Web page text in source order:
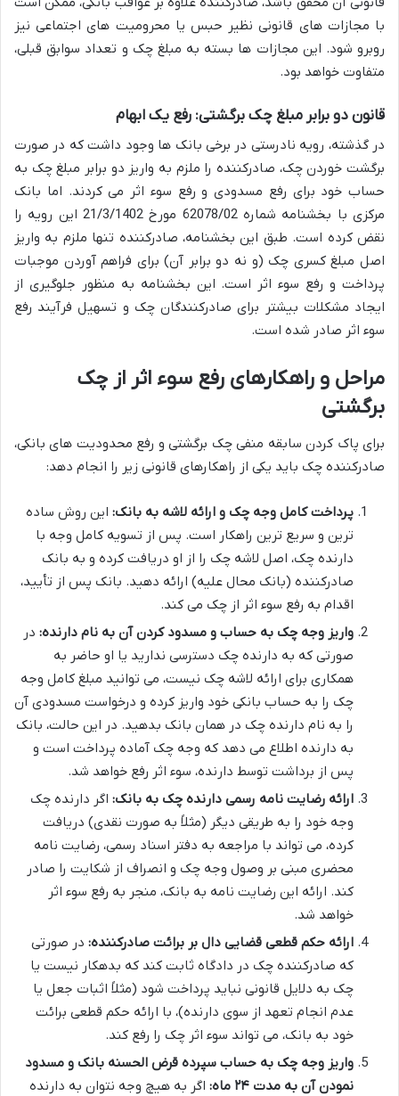
با مجازات های قانونی نظیر حبس یا محرومیت های اجتماعی نیز
روبرو شود. این مجازات ها بسته به مبلغ چک و تعداد سوابق قبلی،
متفاوت خواهد بود.
قانون دو برابر مبلغ چک برگشتی: رفع یک ابهام
در گذشته، رویه نادرستی در برخی بانک ها وجود داشت که در صورت
برگشت خوردن چک، صادرکننده را ملزم به واریز دو برابر مبلغ چک به
حساب خود برای رفع مسدودی و رفع سوء اثر می کردند. اما بانک
مرکزی با بخشنامه شماره 62078/02 مورخ 21/3/1402 این رویه را
نقض کرده است. طبق این بخشنامه، صادرکننده تنها ملزم به واریز
اصل مبلغ کسری چک (و نه دو برابر آن) برای فراهم آوردن موجبات
پرداخت و رفع سوء اثر است. این بخشنامه به منظور جلوگیری از
ایجاد مشکلات بیشتر برای صادرکنندگان چک و تسهیل فرآیند رفع
سوء اثر صادر شده است.
مراحل و راهکارهای رفع سوء اثر از چک
برگشتی
برای پاک کردن سابقه منفی چک برگشتی و رفع محدودیت های بانکی،
صادرکننده چک باید یکی از راهکارهای قانونی زیر را انجام دهد:
پرداخت کامل وجه چک و ارائه لاشه به بانک: این روش ساده
ترین و سریع ترین راهکار است. پس از تسویه کامل وجه با
دارنده چک، اصل لاشه چک را از او دریافت کرده و به بانک
صادرکننده (بانک محال علیه) ارائه دهید. بانک پس از تأیید،
اقدام به رفع سوء اثر از چک می کند.
واریز وجه چک به حساب و مسدود کردن آن به نام دارنده: در
صورتی که به دارنده چک دسترسی ندارید یا او حاضر به
همکاری برای ارائه لاشه چک نیست، می توانید مبلغ کامل وجه
چک را به حساب بانکی خود واریز کرده و درخواست مسدودی آن
را به نام دارنده چک در همان بانک بدهید. در این حالت، بانک
به دارنده اطلاع می دهد که وجه چک آماده پرداخت است و
پس از برداشت توسط دارنده، سوء اثر رفع خواهد شد.
ارائه رضایت نامه رسمی دارنده چک به بانک: اگر دارنده چک
وجه خود را به طریقی دیگر (مثلاً به صورت نقدی) دریافت
کرده، می تواند با مراجعه به دفتر اسناد رسمی، رضایت نامه
محضری مبنی بر وصول وجه چک و انصراف از شکایت را صادر
کند. ارائه این رضایت نامه به بانک، منجر به رفع سوء اثر
خواهد شد.
ارائه حکم قطعی قضایی دال بر برائت صادرکننده: در صورتی
که صادرکننده چک در دادگاه ثابت کند که بدهکار نیست یا
چک به دلایل قانونی نباید پرداخت شود (مثلاً اثبات جعل یا
عدم انجام تعهد از سوی دارنده)، با ارائه حکم قطعی برائت
خود به بانک، می تواند سوء اثر چک را رفع کند.
واریز وجه چک به حساب سپرده قرض الحسنه بانک و مسدود
نمودن آن به مدت ۲۴ ماه:
اگر به هیچ وجه نتوان به دارنده